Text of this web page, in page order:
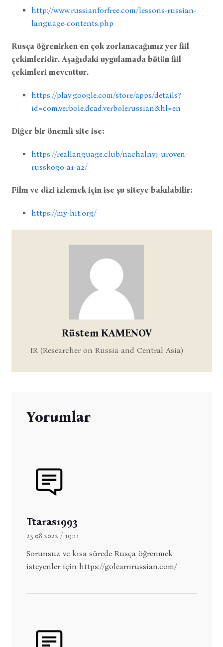
http://www.russianforfree.com/lessons-russian-
language-contents.php
Rusça öğrenirken en çok zorlanacağımız yer fiil
çekimleridir. Aşağıdaki uygulamada bütün fiil
çekimleri mevcuttur.
https://play.google.com/store/apps/details?
id=com.verbole.dcad.verbolerussian&hl=en
Diğer bir önemli site ise:
https://reallanguage.club/nachalnyj-uroven-
russkogo-a1-a2/
Film ve dizi izlemek için ise şu siteye bakılabilir:
https://my-hit.org/
Rüstem KAMENOV
IR (Researcher on Russia and Central Asia)
Yorumlar
Ttaras1993
23.08.2022 / 19:11
Sorunsuz ve kısa sürede Rusça öğrenmek
isteyenler için https://golearnrussian.com/